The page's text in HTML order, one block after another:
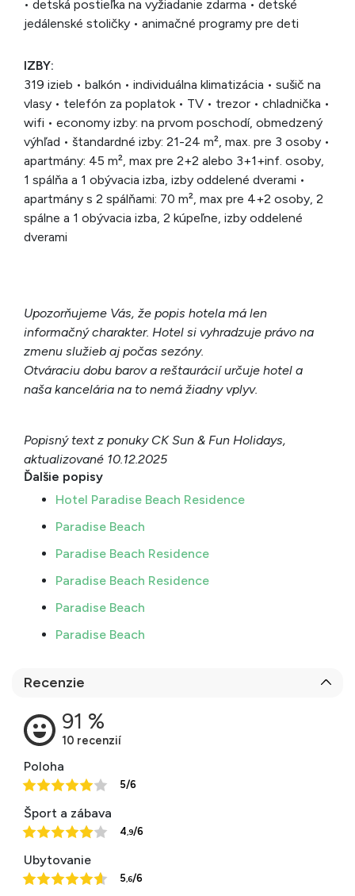
• detská postieľka na vyžiadanie zdarma • detské
jedálenské stoličky • animačné programy pre deti
IZBY:
319 izieb • balkón • individuálna klimatizácia • sušič na
vlasy • telefón za poplatok • TV • trezor • chladnička •
wifi • economy izby: na prvom poschodí, obmedzený
výhľad • štandardné izby: 21-24 m², max. pre 3 osoby •
apartmány: 45 m², max pre 2+2 alebo 3+1+inf. osoby,
1 spálňa a 1 obývacia izba, izby oddelené dverami •
apartmány s 2 spálňami: 70 m², max pre 4+2 osoby, 2
spálne a 1 obývacia izba, 2 kúpeľne, izby oddelené
dverami
Upozorňujeme Vás, že popis hotela má len
informačný charakter. Hotel si vyhradzuje právo na
zmenu služieb aj počas sezóny.
Otváraciu dobu barov a reštaurácií určuje hotel a
naša kancelária na to nemá žiadny vplyv.
Popisný text z ponuky CK Sun & Fun Holidays,
aktualizované 10.12.2025
Ďalšie popisy
Hotel Paradise Beach Residence
Paradise Beach
Paradise Beach Residence
Paradise Beach Residence
Paradise Beach
Paradise Beach
Recenzie
Poloha
5/6
Šport a zábava
4,9/6
Ubytovanie
5,6/6